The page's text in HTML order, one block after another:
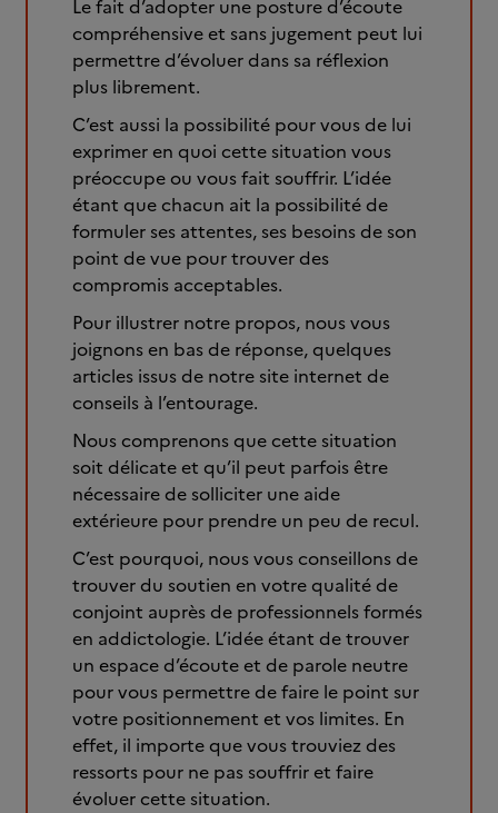
Le fait d’adopter une posture d’écoute
compréhensive et sans jugement peut lui
permettre d’évoluer dans sa réflexion
plus librement.
C’est aussi la possibilité pour vous de lui
exprimer en quoi cette situation vous
préoccupe ou vous fait souffrir. L’idée
étant que chacun ait la possibilité de
formuler ses attentes, ses besoins de son
point de vue pour trouver des
compromis acceptables.
Pour illustrer notre propos, nous vous
joignons en bas de réponse, quelques
articles issus de notre site internet de
conseils à l’entourage.
Nous comprenons que cette situation
soit délicate et qu’il peut parfois être
nécessaire de solliciter une aide
extérieure pour prendre un peu de recul.
C’est pourquoi, nous vous conseillons de
trouver du soutien en votre qualité de
conjoint auprès de professionnels formés
en addictologie. L’idée étant de trouver
un espace d’écoute et de parole neutre
pour vous permettre de faire le point sur
votre positionnement et vos limites. En
effet, il importe que vous trouviez des
ressorts pour ne pas souffrir et faire
évoluer cette situation.